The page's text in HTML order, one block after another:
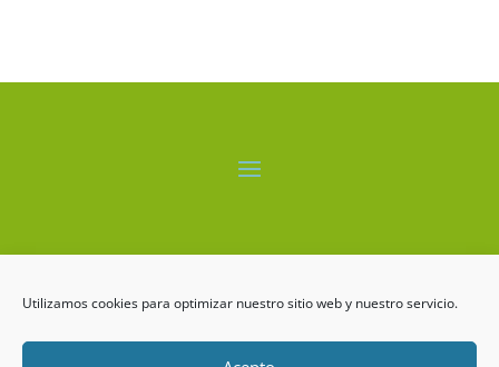
Utilizamos cookies para optimizar nuestro sitio web y nuestro servicio.